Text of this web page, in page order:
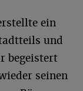
ein
und
begeistert
seinen